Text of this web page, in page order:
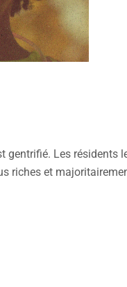
Les résidents
riches et